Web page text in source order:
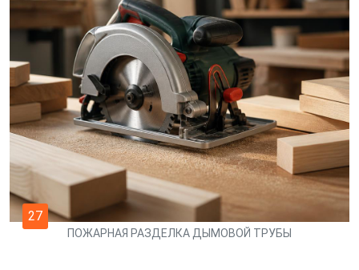
27
ПОЖАРНАЯ РАЗДЕЛКА ДЫМОВОЙ ТРУБЫ